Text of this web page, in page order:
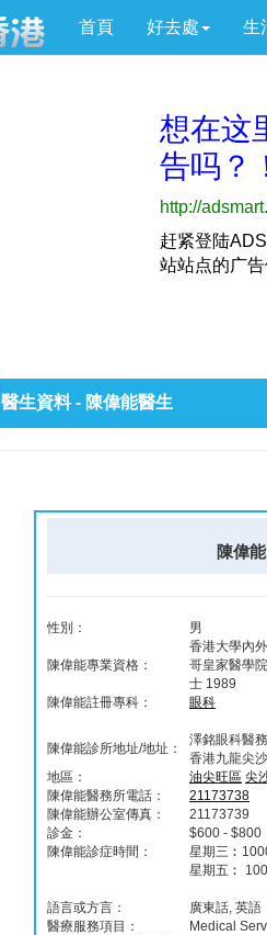
首頁 好去處 生
醫生資料 - 陳偉能醫生
陳偉
性別： 男
陳偉能專業資格：
香港大學內
哥皇家醫學
士 1989
陳偉能註冊專科：
眼科
陳偉能診所地址/地址：
澤銘眼科醫
香港九龍尖
地區：
油尖旺區 尖
陳偉能醫務所電話：
21173738
陳偉能辦公室傳真：
21173739
診金：
$600 - $800
陳偉能診症時間：
星期三
星期五︰
語言或方言：
廣東話, 英語
醫療服務項目：
Medical